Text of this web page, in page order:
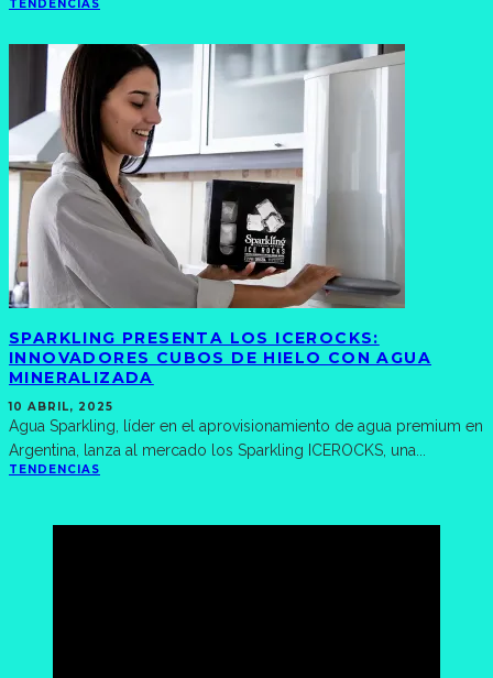
TENDENCIAS
SPARKLING PRESENTA LOS ICEROCKS:
INNOVADORES CUBOS DE HIELO CON AGUA
MINERALIZADA
10 ABRIL, 2025
Agua Sparkling, líder en el aprovisionamiento de agua premium en
Argentina, lanza al mercado los Sparkling ICEROCKS, una...
TENDENCIAS